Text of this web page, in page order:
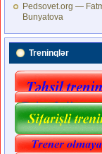
Pedsovet.org —
Bunyatova
Treninqlər